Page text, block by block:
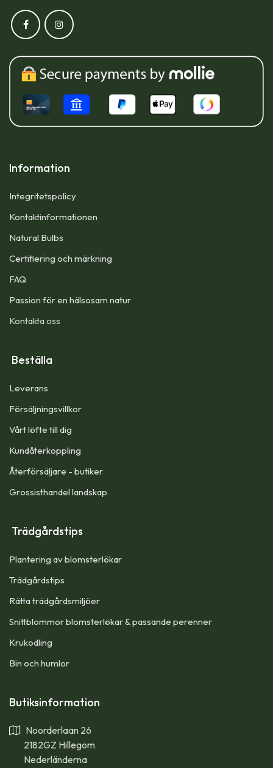
Information
Integritetspolicy
Kontaktinformationen
Natural Bulbs
Certifiering och märkning
FAQ
Passion för en hälsosam natur
Kontakta oss
Beställa
Leverans
Försäljningsvillkor
Vårt löfte till dig​
Kundåterkoppling
Återförsäljare - butiker
Grossisthandel landskap
Trädgårdstips
Plantering av blomsterlökar
Trädgårdstips
Rätta trädgårdsmiljöer
Snittblommor blomsterlökar & passande perenner
Krukodling
Bin och humlor
Butiksinformation
Noorderlaan 26
2182GZ Hillegom
Nederländerna